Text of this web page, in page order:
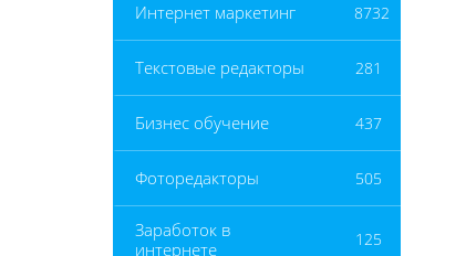
Интернет маркетинг 8732
Текстовые редакторы 281
Бизнес обучение 437
Фоторедакторы 505
Заработок в
интернете
125